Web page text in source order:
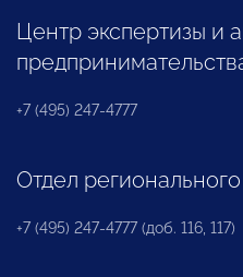
Центр экспертизы и
+7 (495) 247-4777
Отдел
+7 (495) 247-4777 (доб. 116, 117)